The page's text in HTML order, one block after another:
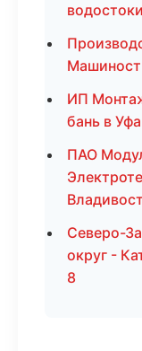
ИП
бань в Уфа
ПАО
Северо-
округ -
8